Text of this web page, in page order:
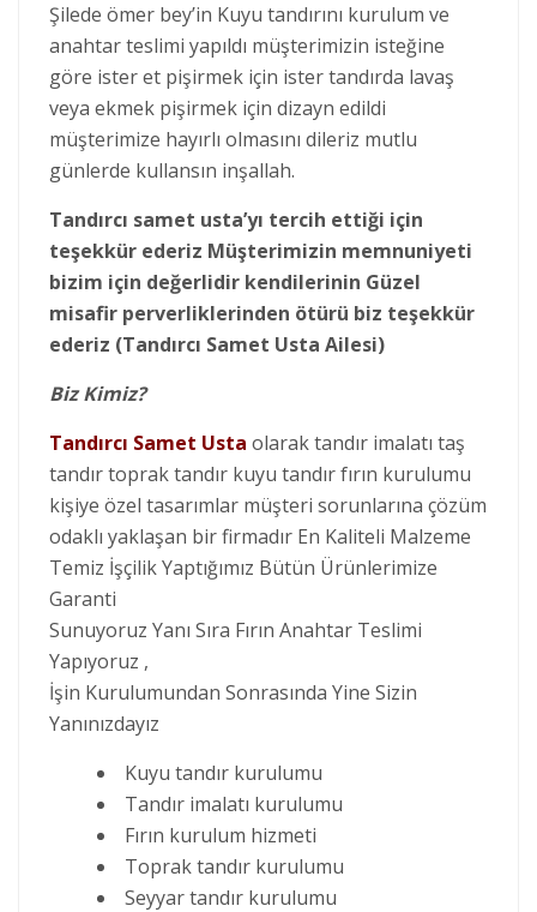
Şilede ömer bey’in Kuyu tandırını kurulum ve
anahtar teslimi yapıldı müşterimizin isteğine
göre ister et pişirmek için ister tandırda lavaş
veya ekmek pişirmek için dizayn edildi
müşterimize hayırlı olmasını dileriz mutlu
günlerde kullansın inşallah.
Tandırcı samet usta’yı tercih ettiği için
teşekkür ederiz Müşterimizin memnuniyeti
bizim için değerlidir kendilerinin Güzel
misafir perverliklerinden ötürü biz teşekkür
ederiz (Tandırcı Samet Usta Ailesi)
Biz Kimiz?
Tandırcı Samet Usta olarak tandır imalatı taş
tandır toprak tandır kuyu tandır fırın kurulumu
kişiye özel tasarımlar müşteri sorunlarına çözüm
odaklı yaklaşan bir firmadır En Kaliteli Malzeme
Temiz İşçilik Yaptığımız Bütün Ürünlerimize
Garanti
Sunuyoruz Yanı Sıra Fırın Anahtar Teslimi
Yapıyoruz ,
İşin Kurulumundan Sonrasında Yine Sizin
Yanınızdayız
Kuyu tandır kurulumu
Tandır imalatı kurulumu
Fırın kurulum hizmeti
Toprak tandır kurulumu
Seyyar tandır kurulumu